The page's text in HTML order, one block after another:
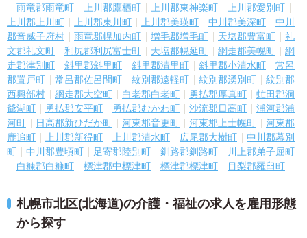
雨竜郡雨竜町
上川郡鷹栖町 上川郡東神楽町
上川郡愛別町
上川郡上川町
上川郡東川町 上川郡美瑛町 中川郡美深町
中川
郡音威子府村
雨竜郡幌加内町 増毛郡増毛町 天塩郡豊富町
礼
文郡礼文町
利尻郡利尻富士町 天塩郡幌延町 網走郡美幌町
網
走郡津別町
斜里郡斜里町 斜里郡清里町 斜里郡小清水町
常呂
郡置戸町
常呂郡佐呂間町 紋別郡遠軽町 紋別郡湧別町
紋別郡
西興部村
網走郡大空町 白老郡白老町 勇払郡厚真町
虻田郡洞
爺湖町
勇払郡安平町 勇払郡むかわ町 沙流郡日高町
浦河郡浦
河町
日高郡新ひだか町 河東郡音更町 河東郡上士幌町
河東郡
鹿追町
上川郡新得町 上川郡清水町 広尾郡大樹町
中川郡幕別
町
中川郡豊頃町 足寄郡陸別町 釧路郡釧路町
川上郡弟子屈町
白糠郡白糠町
標津郡中標津町 標津郡標津町 目梨郡羅臼町
札幌市北区(北海道)の介護・福祉の求人を雇用形態
から探す